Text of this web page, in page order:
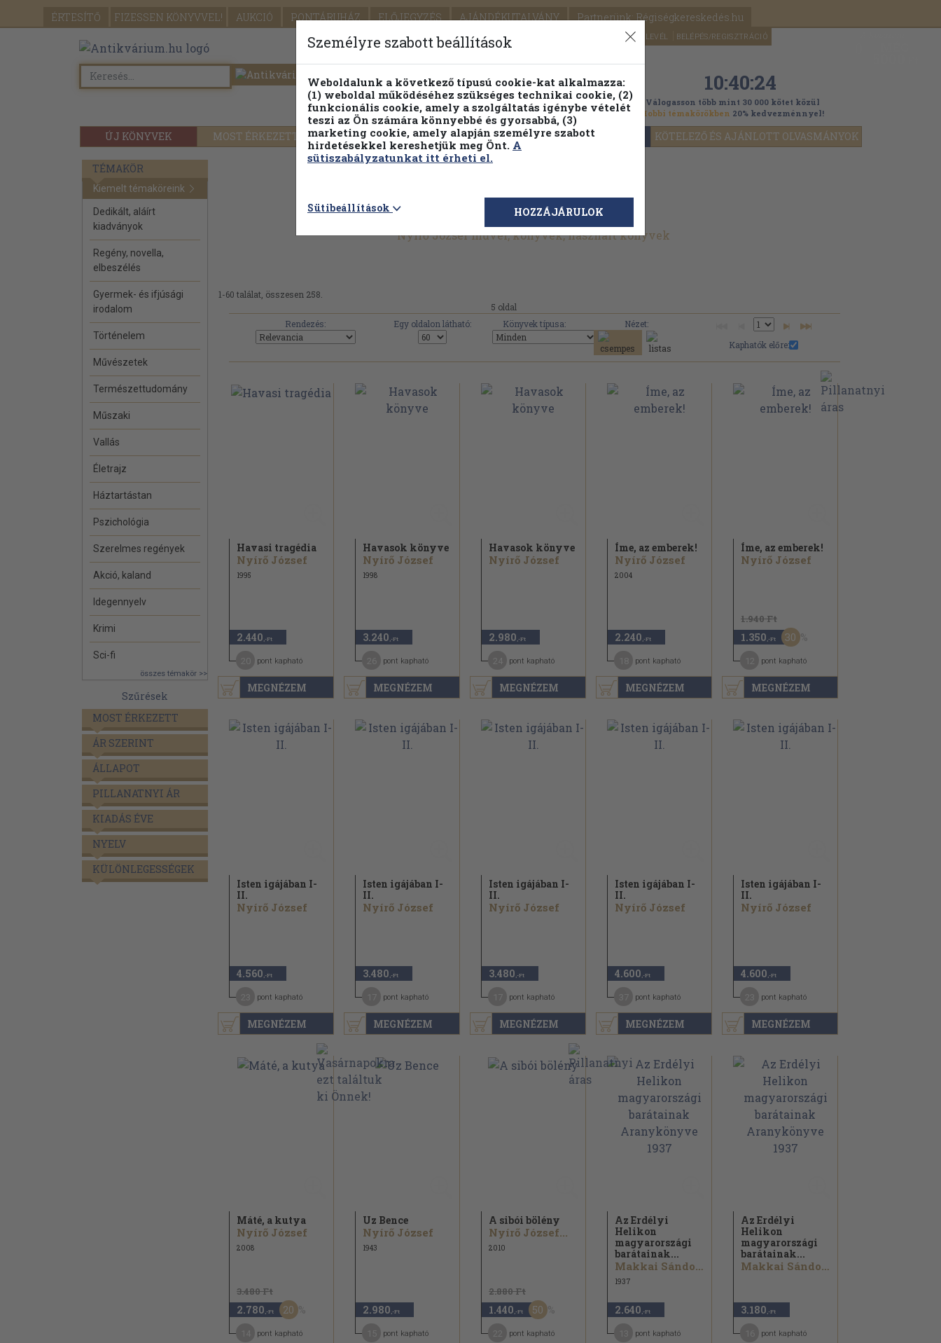
ÉRTESÍTŐ FIZESSEN KÖNYVVEL! AUKCIÓ PONTÁRUHÁZ ELŐJEGYZÉS AJÁNDÉKUTALVÁNY Partnerünk: Régiségkereskedés.hu
SEGÍTSÉG HÍRLEVÉL BELÉPÉS/REGISZTRÁCIÓ
ÚJ KÖNYVEK MOST ÉRKEZETT PILLANATNYI ÁRAINK FENNTARTHATÓ OLVASMÁNYOK KÖTELEZŐ ÉS AJÁNLOTT OLVASMÁNYOK
Részletes kereső Témaköri fa 10:40:22
Válogasson több mint 30 000 kötet közül
Hobbi témakörökben 20% kedvezménnyel!
TÉMAKÖR
Kiemelt témaköreink
Dedikált, aláírt
kiadványok
Regény, novella,
elbeszélés
Gyermek- és ifjúsági
irodalom
Történelem
Művészetek
Természettudomány
Műszaki
Vallás
Életrajz
Háztartástan
Pszichológia
Szerelmes regények
Akció, kaland
Idegennyelv
Krimi
Sci-fi
összes témakör >>
Szűrések
MOST ÉRKEZETT
ÁR SZERINT
ÁLLAPOT
PILLANATNYI ÁR
KIADÁS ÉVE
NYELV
KÜLÖNLEGESSÉGEK
Nyírő József művei, könyvek, használt könyvek
1-60 találat, összesen 258.
5 oldal
Rendezés:
Egy oldalon látható: Könyvek típusa:
Nézet:
Kaphatók előre:
MEGNÉZEM
Havasi tragédia
Nyírő József
1995
2.440 ,-Ft
pont kapható
MEGNÉZEM
Havasok könyve
Nyírő József
1998
3.240 ,-Ft
pont kapható
MEGNÉZEM
Havasok könyve
Nyírő József
2.980 ,-Ft
pont kapható
MEGNÉZEM
Íme, az emberek!
Nyírő József
2004
2.240 ,-Ft
pont kapható
MEGNÉZEM
Íme, az emberek!
Nyírő József
1.940 Ft
1.350 ,-Ft 30
pont kapható
MEGNÉZEM
Isten igájában I-
II.
Nyírő József
4.560 ,-Ft
pont kapható
MEGNÉZEM
Isten igájában I-
II.
Nyírő József
3.480 ,-Ft
pont kapható
MEGNÉZEM
Isten igájában I-
II.
Nyírő József
3.480 ,-Ft
pont kapható
MEGNÉZEM
Isten igájában I-
II.
Nyírő József
4.600 ,-Ft
pont kapható
MEGNÉZEM
Isten igájában I-
II.
Nyírő József
4.600 ,-Ft
pont kapható
Máté, a kutya
Nyírő József
2008
3.480 Ft
2.780 ,-Ft 20
pont kapható
Uz Bence
Nyírő József
1943
2.980 ,-Ft
pont kapható
A sibói bölény
Nyírő József...
2010
2.880 Ft
1.440 ,-Ft 50
pont kapható
Az Erdélyi
Helikon
magyarországi
barátainak...
Makkai Sándor...
1937
2.640 ,-Ft
pont kapható
Az Erdélyi
Helikon
magyarországi
barátainak...
Makkai Sándor...
3.180 ,-Ft
pont kapható
Személyre szabott beállítások
Weboldalunk a következő típusú cookie-kat alkalmazza:
(1) weboldal működéséhez szükséges technikai cookie, (2)
funkcionális cookie, amely a szolgáltatás igénybe vételét
teszi az Ön számára könnyebbé és gyorsabbá, (3)
marketing cookie, amely alapján személyre szabott
hirdetésekkel kereshetjük meg Önt. A
sütiszabályzatunkat itt érheti el.
Sütibeállítások HOZZÁJÁRULOK